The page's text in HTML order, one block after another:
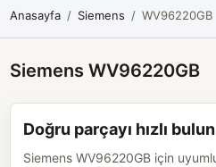
Anasayfa Siemens WV96220GB
Siemens WV96220GB
Doğru parçayı hızlı bulun
Siemens WV96220GB için